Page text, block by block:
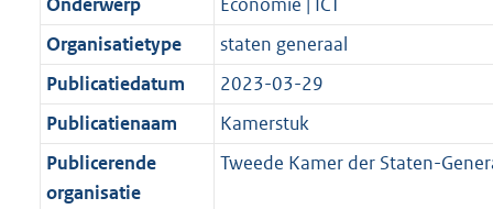
Organisatietype
staten generaal
Publicatiedatum
2023-03-29
Publicatienaam
Kamerstuk
Publicerende
organisatie
Tweede Kamer der Staten-